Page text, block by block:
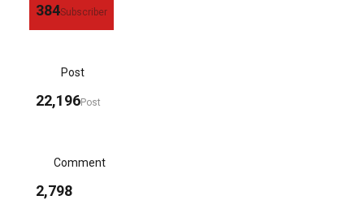
384Subscriber
Post
22,196Post
Comment
2,798